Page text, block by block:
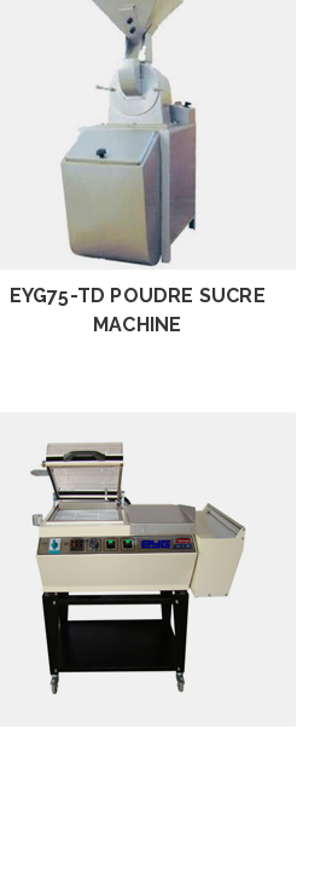
EYG75-TD POUDRE SUCRE
MACHINE
EXAMEN